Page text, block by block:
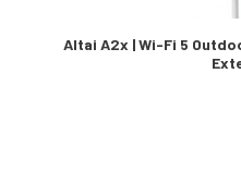
Altai A2x | Wi-Fi 5